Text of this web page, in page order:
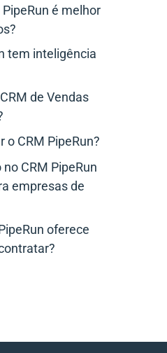
PipeRun é melhor
tem inteligência
de Vendas
o CRM PipeRun?
CRM PipeRun
empresas de
oferece